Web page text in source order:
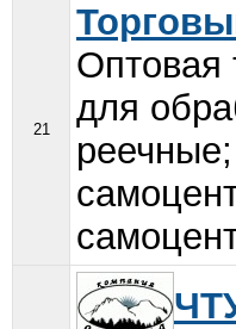
21
Оптовая
для